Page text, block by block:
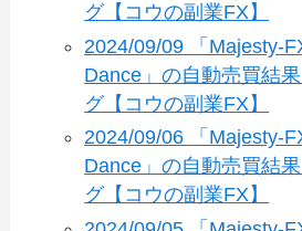
グ【コウの副業FX】
2024/09/09 「Majesty-
Dance」の自動売買結
グ【コウの副業FX】
2024/09/06 「Majesty-
Dance」の自動売買結
グ【コウの副業FX】